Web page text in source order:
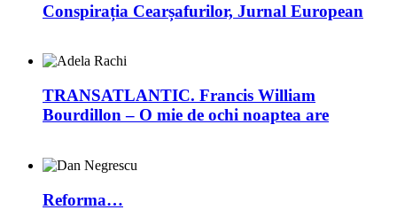
Conspirația Cearșafurilor, Jurnal European
TRANSATLANTIC. Francis William
Bourdillon – O mie de ochi noaptea are
Reforma…